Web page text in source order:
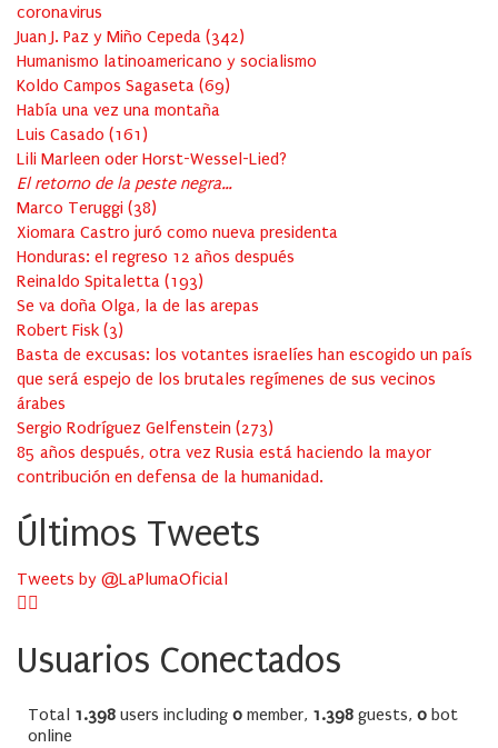
coronavirus
Juan J. Paz y Miño Cepeda (342)
Humanismo latinoamericano y socialismo
Koldo Campos Sagaseta (69)
Había una vez una montaña
Luis Casado (161 )
Lili Marleen oder Horst-Wessel-Lied?
El retorno de la peste negra…
Marco Teruggi (38)
Xiomara Castro juró como nueva presidenta
Honduras: el regreso 12 años después
Reinaldo Spitaletta (193)
Se va doña Olga, la de las arepas
Robert Fisk (3)
Basta de excusas: los votantes israelíes han escogido un país
que será espejo de los brutales regímenes de sus vecinos
árabes
Sergio Rodríguez Gelfenstein (273)
85 años después, otra vez Rusia está haciendo la mayor
contribución en defensa de la humanidad.
Últimos Tweets
Tweets by @LaPlumaOficial
Usuarios Conectados
Total 1.398 users including 0 member, 1.398 guests, 0 bot
online